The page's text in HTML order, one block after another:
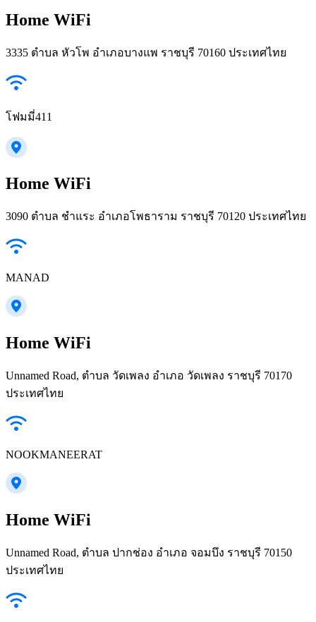
Home WiFi
3335 ตำบล หัวโพ อำเภอบางแพ ราชบุรี 70160 ประเทศไทย
โฟมมี่411
Home WiFi
3090 ตำบล ชำแระ อำเภอโพธาราม ราชบุรี 70120 ประเทศไทย
MANAD
Home WiFi
Unnamed Road, ตำบล วัดเพลง อำเภอ วัดเพลง ราชบุรี 70170
ประเทศไทย
NOOKMANEERAT
Home WiFi
Unnamed Road, ตำบล ปากช่อง อำเภอ จอมบึง ราชบุรี 70150
ประเทศไทย